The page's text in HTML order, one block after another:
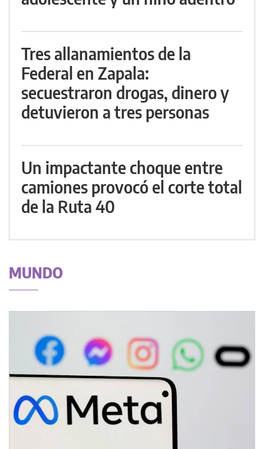
Tres allanamientos de la
Federal en Zapala:
secuestraron drogas, dinero y
detuvieron a tres personas
Un impactante choque entre
camiones provocó el corte total
de la Ruta 40
MUNDO